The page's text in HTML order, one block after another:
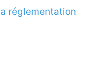
réglementation